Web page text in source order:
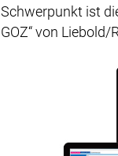
Schwerpunkt ist
GOZ“ von Liebold/